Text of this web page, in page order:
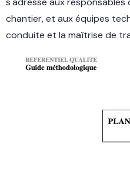
chantier, et aux équipes
conduite et la maîtrise de